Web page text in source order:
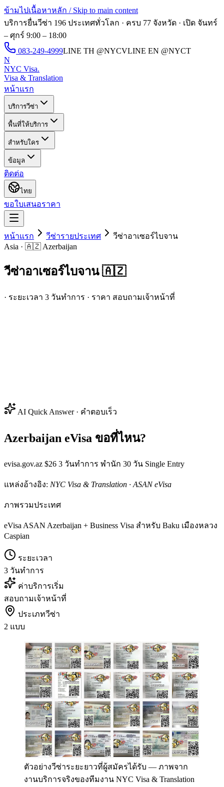
ข้ามไปเนื้อหาหลัก / Skip to main content
บริการยื่นวีซ่า 196 ประเทศทั่วโลก · ครบ 77 จังหวัด · เปิด จันทร์
– ศุกร์ 9:00 – 18:00
083-249-4999LINE TH @NYCVLINE EN @NYCT
N
NYC Visa.
Visa & Translation
หน้าแรก
บริการวีซ่า
พื้นที่ให้บริการ
สำหรับใคร
ข้อมูล
ติดต่อ
ไทย
ขอใบเสนอราคา
หน้าแรก วีซ่ารายประเทศ วีซ่าอาเซอร์ไบจาน
Asia · 🇦🇿 Azerbaijan
วีซ่าอาเซอร์ไบจาน 🇦🇿
· ระยะเวลา 3 วันทำการ · ราคา สอบถามเจ้าหน้าที่
AI Quick Answer · คำตอบเร็ว
Azerbaijan eVisa ขอที่ไหน?
evisa.gov.az $26 3 วันทำการ พำนัก 30 วัน Single Entry
แหล่งอ้างอิง: NYC Visa & Translation · ASAN eVisa
ภาพรวมประเทศ
eVisa ASAN Azerbaijan + Business Visa สำหรับ Baku เมืองหลวง
Caspian
ระยะเวลา
3 วันทำการ
ค่าบริการเริ่ม
สอบถามเจ้าหน้าที่
ประเภทวีซ่า
2 แบบ
ตัวอย่างวีซ่าระยะยาวที่ผู้สมัครได้รับ — ภาพจาก
งานบริการจริงของทีมงาน NYC Visa & Translation